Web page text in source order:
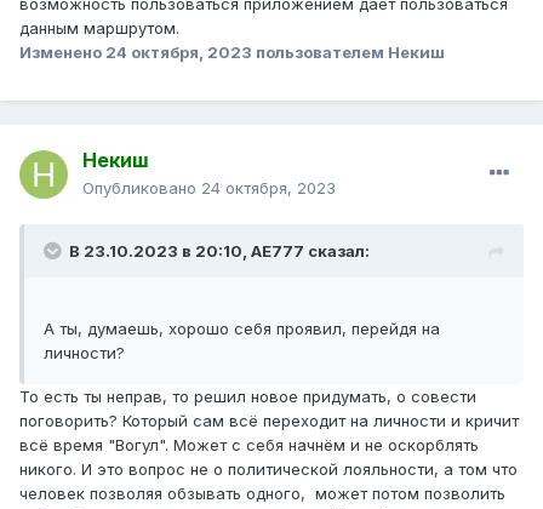
возможность пользоваться приложением даёт пользоваться
данным маршрутом.
Изменено 24 октября, 2023 пользователем Некиш
Некиш
Опубликовано 24 октября, 2023
В 23.10.2023 в 20:10, AE777 сказал:
А ты, думаешь, хорошо себя проявил, перейдя на
личности?
То есть ты неправ, то решил новое придумать, о совести
поговорить? Который сам всё переходит на личности и кричит
всё время "Вогул". Может с себя начнём и не оскорблять
никого. И это вопрос не о политической лояльности, а том что
человек позволяя обзывать одного, может потом позволить